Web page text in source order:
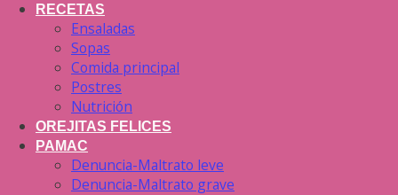
RECETAS
Ensaladas
Sopas
Comida principal
Postres
Nutrición
OREJITAS FELICES
PAMAC
Denuncia-Maltrato leve
Denuncia-Maltrato grave